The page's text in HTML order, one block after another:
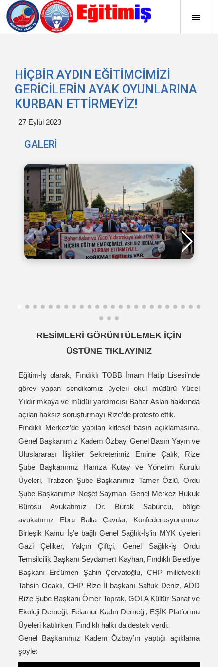
HİÇBİR AYDIN EĞİTİMCİMİZİ
GERİCİLERİN AYAK OYUNLARINA
KURBAN ETTİRMEYİZ!
27 Eylül 2023
GALERİ
RESİMLERİ GÖRÜNTÜLEMEK İÇİN
ÜSTÜNE TIKLAYINIZ
Eğitim-İş olarak, Fındıklı TOBB İmam Hatip Lisesi’nde
görev yapan sendikamız üyeleri okul müdürü Yücel
Yıldırımkaya ve müdür yardımcısı Bahar Aslan hakkında
açılan haksız soruşturmayı Rize’de protesto ettik.
Fındıklı Merkez’de yapılan kitlesel basın açıklamasına,
Genel Başkanımız Kadem Özbay, Genel Basın Yayın ve
Uluslararası İlişkiler Sekreterimiz Emine Çalık, Rize
Şube Başkanımız Hamza Kutay ve Yönetim Kurulu
Üyeleri, Trabzon Şube Başkanımız Tamer Özlü, Ordu
Şube Başkanımız Neşet Sayman, Genel Merkez Hukuk
Bürosu Avukatımız Dr. Burak Sabuncu, bölge
avukatımız Ebru Balta Çavdar, Konfederasyonumuz
Birleşik Kamu İş’e bağlı Genel Sağlık-İş’in MYK üyeleri
Gazi Çeliker, Yalçın Çiftçi, Genel Sağlık-iş Ordu
Temsilcilik Başkanı Seydamert Kayhan, Fındıklı Belediye
Başkanı Ercümen Şahin Çervatoğlu, CHP milletvekili
Tahsin Ocaklı, CHP Rize İl başkanı Saltuk Deniz, ADD
Rize Şube Başkanı Ömer Toprak, GOLA Kültür Sanat ve
Ekoloji Derneği, Felamur Kadın Derneği, EŞİK Platformu
Üyeleri katılırken, Fındıklı halkı da destek verdi.
Genel Başkanımız Kadem Özbay’ın yaptığı açıklama
şöyle: